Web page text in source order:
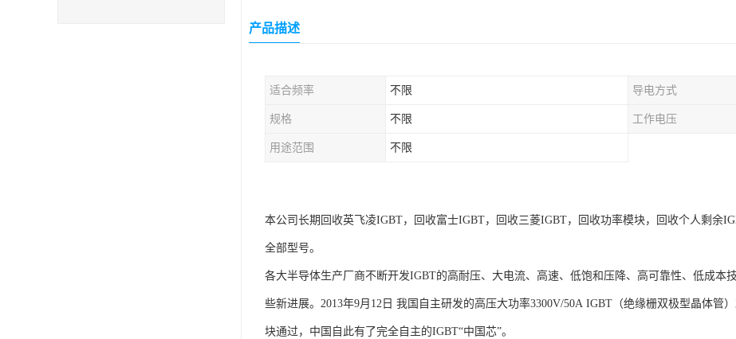
产品描述
适合频率 不限 导电方式
规格 不限 工作电压
用途范围 不限
本公司长期回收英飞凌IGBT，回收富士IGBT，回收三菱IGBT，回收功率模块，回收个人剩余
全部型号。
各大半导体生产厂商不断开发IGBT的高耐压、大电流、高速、低饱和压降、高可靠性、低成本
些新进展。2013年9月12日 我国自主研发的高压大功率3300V/50A IGBT（绝缘栅双极型晶体管
块通过，中国自此有了完全自主的IGBT“中国芯”。